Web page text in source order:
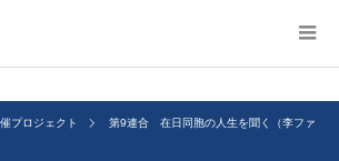
プロジェクト
第9連合 在日同胞の人生を聞く（李ファ